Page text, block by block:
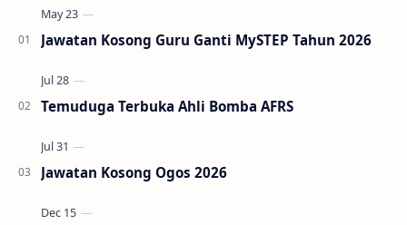
Jawatan Kosong Guru Ganti MySTEP Tahun 2026
Temuduga Terbuka Ahli Bomba AFRS
Jawatan Kosong Ogos 2026